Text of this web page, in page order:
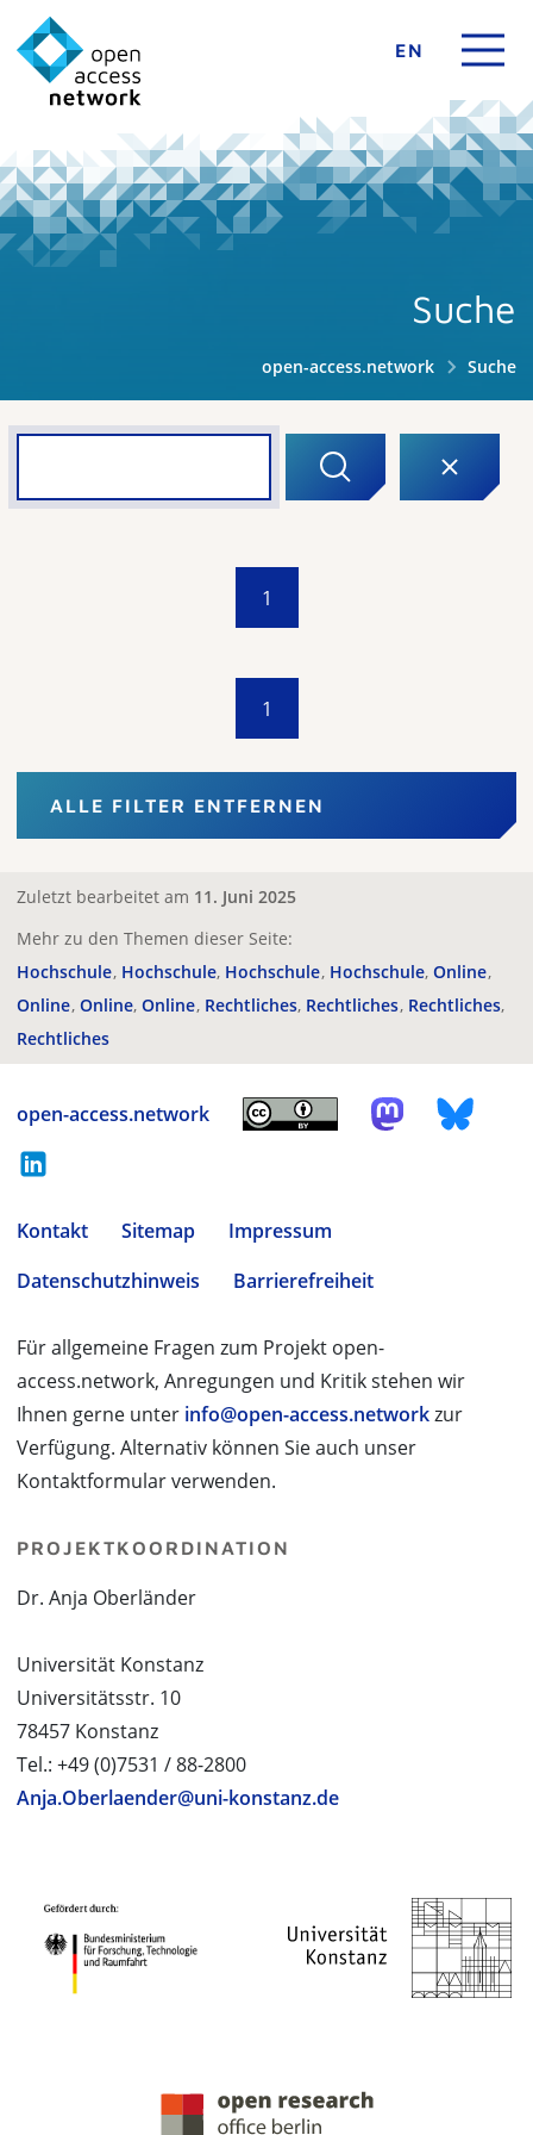
EN
Suche
open-access.network Suche
1
1
ALLE FILTER ENTFERNEN
Zuletzt bearbeitet am 11. Juni 2025
Mehr zu den Themen dieser Seite:
Hochschule Hochschule Hochschule Hochschule Online
Online Online Online Rechtliches Rechtliches Rechtliches
Rechtliches
open-access.network
Kontakt Sitemap
Impressum
Datenschutzhinweis
Barrierefreiheit
Für allgemeine Fragen zum Projekt open-
access.network, Anregungen und Kritik stehen wir
Ihnen gerne unter info@open-access.networkzur
Verfügung. Alternativ können Sie auch unser
Kontaktformular verwenden.
PROJEKTKOORDINATION
Dr. Anja Oberländer
Universität Konstanz
Universitätsstr. 10
78457 Konstanz
Tel.: +49 (0)7531 / 88-2800
Anja.Oberlaender@uni-konstanz.de